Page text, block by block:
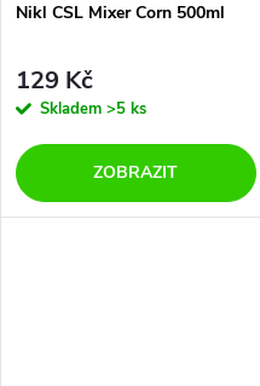
Nikl CSL Mixer Corn 500ml
129 Kč
Skladem >5 ks
ZOBRAZIT